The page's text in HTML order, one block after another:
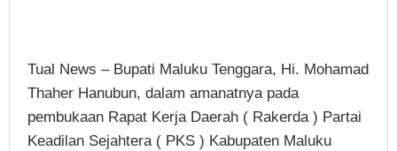
Tual News – Bupati Maluku Tenggara, Hi. Mohamad
Thaher Hanubun, dalam amanatnya pada
pembukaan Rapat Kerja Daerah ( Rakerda ) Partai
Keadilan Sejahtera ( PKS ) Kabupaten Maluku